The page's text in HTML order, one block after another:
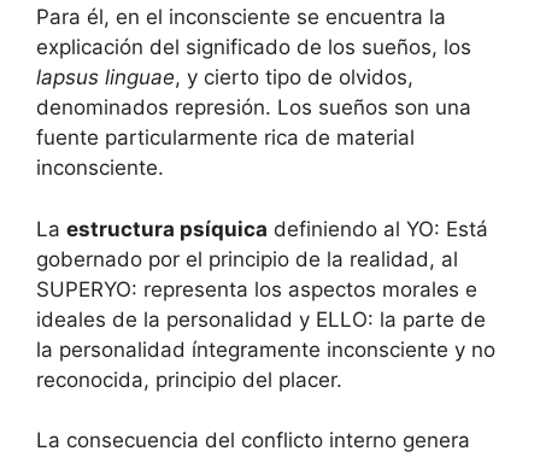
Para él, en el inconsciente se encuentra la
explicación del significado de los sueños, los
lapsus linguae, y cierto tipo de olvidos,
denominados represión. Los sueños son una
fuente particularmente rica de material
inconsciente.
La estructura psíquica definiendo al YO: Está
gobernado por el principio de la realidad, al
SUPERYO: representa los aspectos morales e
ideales de la personalidad y ELLO: la parte de
la personalidad íntegramente inconsciente y no
reconocida, principio del placer.
La consecuencia del conflicto interno genera